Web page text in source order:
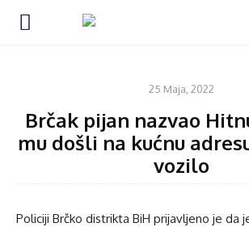
25 Maja, 2022
Brčak pijan nazvao
mu došli na kućnu
vozilo
Policiji Brčko distrikta BiH prijavljeno je da